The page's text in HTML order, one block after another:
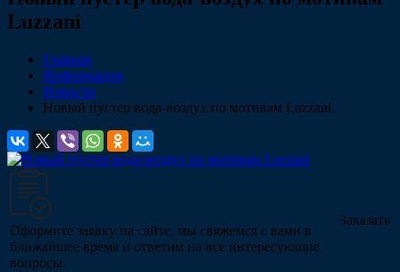
Luzzani
Главная
Информация
Новости
Новый пустер вода-воздух по мотивам Luzzani
Оформите заявку на сайте, мы свяжемся с вами в
ближайшее время и ответим на все интересующие
вопросы.
Заказать